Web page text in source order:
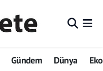
Gündem Dünya